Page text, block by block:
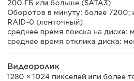
200 ГБ или больше (SATA3)
Оборотов в минуту: более 7200;
RAID-0 (ленточный)
среднее время поиска на диске:
среднее время отклика диска:
Видеоролик
1280 × 1024 пикселей или более